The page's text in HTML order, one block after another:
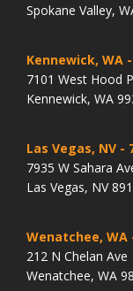
Spokane Valley,
Kennewick, WA
7101 West Hood
Kennewick, WA
Las Vegas, NV -
7935 W Sahara
Las Vegas, NV
Wenatchee, WA
212 N Chelan Ave
Wenatchee, WA